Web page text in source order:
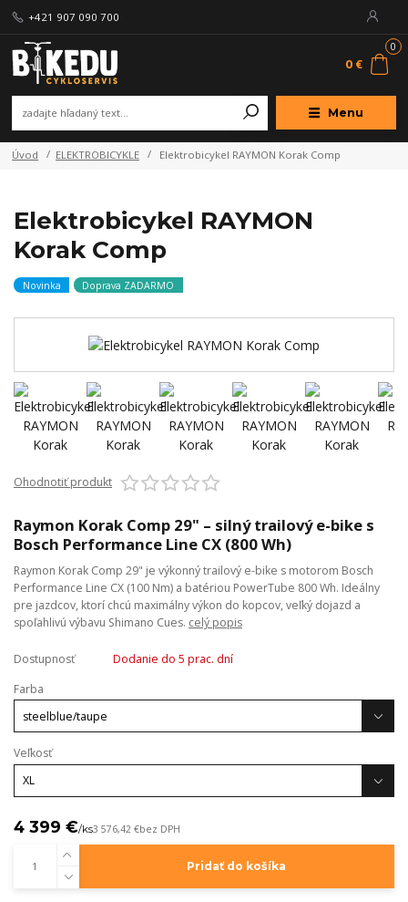
Menu
+421 907 090 700
0
0 €
Úvod ELEKTROBICYKLE Elektrobicykel RAYMON Korak Comp
Elektrobicykel RAYMON
Korak Comp
Novinka Doprava ZADARMO
Ohodnotiť produkt
Raymon Korak Comp 29" – silný trailový e-bike s
Bosch Performance Line CX (800 Wh)
Raymon Korak Comp 29" je výkonný trailový e-bike s motorom Bosch
Performance Line CX (100 Nm) a batériou PowerTube 800 Wh. Ideálny
pre jazdcov, ktorí chcú maximálny výkon do kopcov, veľký dojazd a
spoľahlivú výbavu Shimano Cues. celý popis
Dostupnosť
Dodanie do 5 prac. dní
Farba
Veľkosť
4 399 €/ks3 576,42 €bez DPH
Pridať do košíka